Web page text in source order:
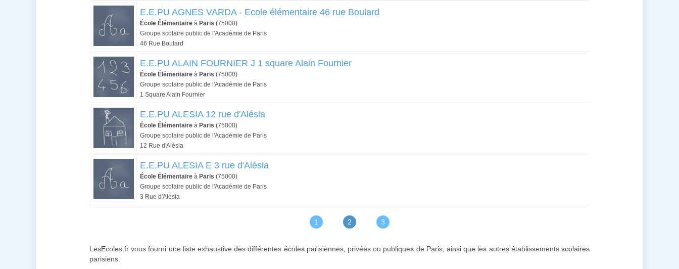
E.E.PU AGNES VARDA - Ecole élémentaire 46 rue Boulard
École Élémentaire à Paris (75000)
Groupe scolaire public de l'Académie de Paris
46 Rue Boulard
E.E.PU ALAIN FOURNIER J 1 square Alain Fournier
École Élémentaire à Paris (75000)
Groupe scolaire public de l'Académie de Paris
1 Square Alain Fournier
E.E.PU ALESIA 12 rue d'Alésia
École Élémentaire à Paris (75000)
Groupe scolaire public de l'Académie de Paris
12 Rue d'Alésia
E.E.PU ALESIA E 3 rue d'Alésia
École Élémentaire à Paris (75000)
Groupe scolaire public de l'Académie de Paris
3 Rue d'Alésia
1 2 3
LesEcoles.fr vous fourni une liste exhaustive des différentes écoles parisiennes, privées ou publiques de Paris, ainsi que les autres établissements scolaires
parisiens.